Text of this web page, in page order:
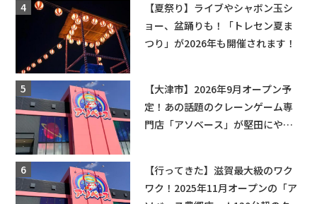
【夏祭り】ライブやシャボン玉シ
ョー、盆踊りも！「トレセン夏ま
つり」が2026年も開催されます！
【大津市】2026年9月オープン予
定！あの話題のクレーンゲーム専
門店「アソベース」が堅田にやっ
【行ってきた】滋賀最大級のワク
ワク！2025年11月オープンの「ア